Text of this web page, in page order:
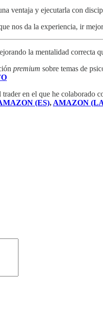
ventaja y ejecutarla con
nos da la experiencia, ir
la mentalidad correcta
premium sobre temas de
en el que he colaborado
(ES), AMAZON